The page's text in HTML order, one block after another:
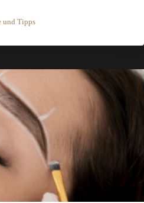
und Tipps